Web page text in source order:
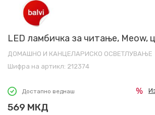
LED ламбичка за читање, Meow,
ДОМАШНО И КАНЦЕЛАРИСКО ОСВЕТЛУВАЊЕ
Шифра на артикл: 212374
Достапно веднаш
569 МКД